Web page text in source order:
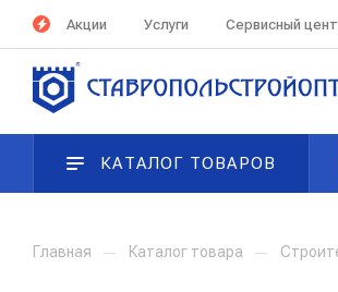
Акции Услуги Сервисный
КАТАЛОГ ТОВАРОВ
Главная — Каталог товара —